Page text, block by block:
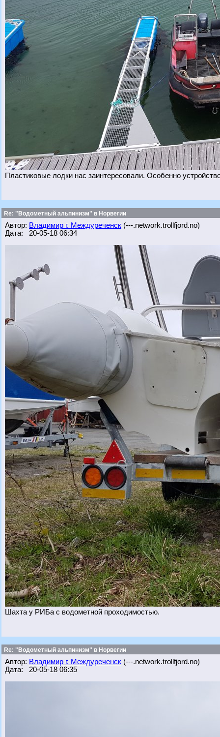
Пластиковые лодки нас заинтересовали. Особенно
Re: "Водометный альпинизм" в Норвегии
Автор: Владимир г. Междуреченск (---.network.trollfjord.no)
Дата: 20-05-18 06:34
Шахта у РИБа с водометной проходимостью.
Re: "Водометный альпинизм" в Норвегии
Автор: Владимир г. Междуреченск (---.network.trollfjord.no)
Дата: 20-05-18 06:35